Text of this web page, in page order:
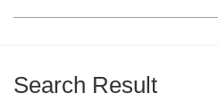
Search Result